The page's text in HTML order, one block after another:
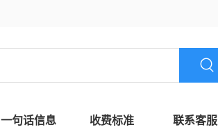
一句话信息 收费标准 联系客服